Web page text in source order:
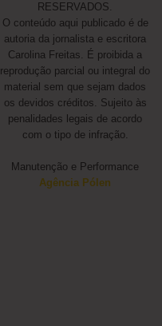
RESERVADOS.
O conteúdo aqui publicado é de
autoria da jornalista e escritora
Carolina Freitas. É proibida a
reprodução parcial ou integral do
material sem que sejam dados
os devidos créditos. Sujeito às
penalidades legais de acordo
com o tipo de infração.
Manutenção e Performance
Agência Pólen